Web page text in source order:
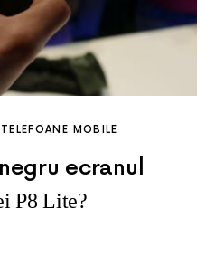
TELEFOANE MOBILE
ecranul
P8 Lite?